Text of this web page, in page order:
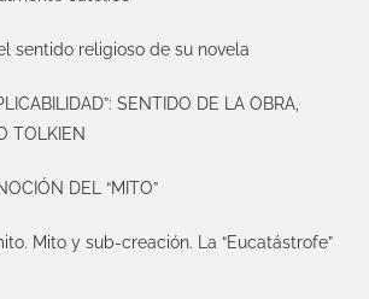
sentido religioso de su novela
SENTIDO DE LA OBRA,
TOLKIEN
DEL “MITO”
Mito y sub-creación. La “Eucatástrofe”